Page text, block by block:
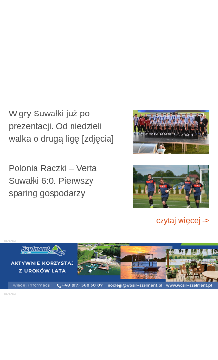
Wigry Suwałki już po
prezentacji. Od niedzieli
walka o drugą ligę [zdjęcia]
Polonia Raczki – Verta
Suwałki 6:0. Pierwszy
sparing gospodarzy
czytaj więcej ->